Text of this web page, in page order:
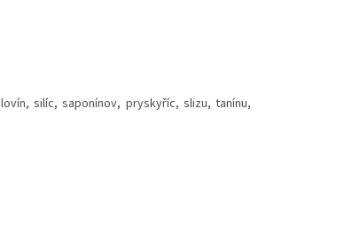
silíc, saponínov, pryskyříc, slizu, tanínu,